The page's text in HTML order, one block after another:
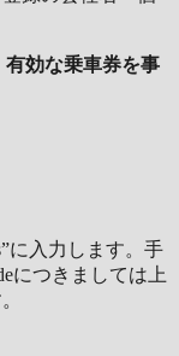
効な乗車券を事
に入力します。手
につきましては上